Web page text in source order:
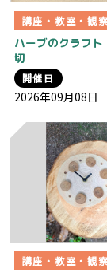
講座・教室・観
ハーブのクラフ
切
開催日
2026年09月08日
講座・教室・観